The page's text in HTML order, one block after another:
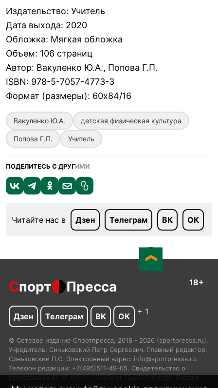
Издательство: Учитель
Дата выхода: 2020
Обложка: Мягкая обложка
Объем: 106 страниц
Автор: Вакуленко Ю.А., Попова Г.П.
ISBN: 978-5-7057-4773-3
Формат (размеры): 60х84/16
Вакуленко Ю.А. детская физическая культура
Попова Г.П. Учитель
ПОДЕЛИТЕСЬ С ДРУГИМИ
Читайте нас в Дзен Телеграм ВК ОК
Спорт Пресса 18+
Дзен Телеграм ВК ОК + 1
© Сетевое издание Спортпресса, 2018 - 2026 (sportpressa.ru).
Учредитель: Синьковский Петр Сергеевич. Главный редактор:
Синьковский П.С. Электронный адрес: info@sportpressa.ru.
Телефон редакции: +7(495)511-49-05. Свидетельство о
регистрации ЭЛ № ФС 77 - 73274 от 13.07.2018 года. Выдано